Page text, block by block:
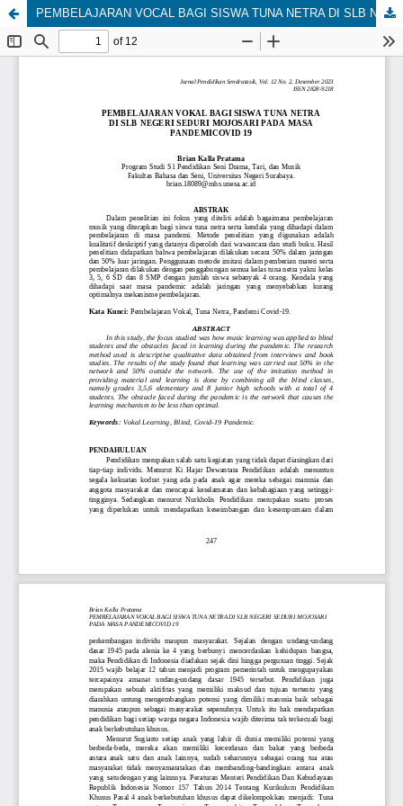
PEMBELAJARAN VOCAL BAGI SISWA TUNA NETRA DI SLB NEGERI SEDURI MOJOSARI PADA MASA PANDEMI COVID 19